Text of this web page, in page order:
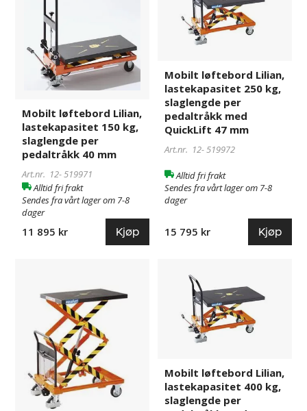
lastekapasitet
slaglengde
pedaltråkk
mm
Mobilt løftebord Lilian,
lastekapasitet 150 kg,
slaglengde per
pedaltråkk 40 mm
Art.nr. 12- 519971
Alltid fri frakt
Sendes fra vårt lager om 7-8
dager
11 895 kr Kjøp
lastekapasitet
per
pedaltråkk
med
QuickLift
47
mm
Mobilt løftebord Lilian,
lastekapasitet 250 kg,
slaglengde per
pedaltråkk med
QuickLift 47 mm
Art.nr. 12-519972
Alltid fri frakt
Sendes fra vårt lager om 7-8
dager
15 795 kr Kjøp
Lilian,
lastekapasitet
slaglengde
per
pedaltråkk
med
løftebord
lastekapasitet
per
pedaltråkk
med
Mobilt løftebord Lilian,
lastekapasitet 400 kg,
slaglengde per